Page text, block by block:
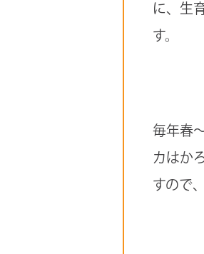
に、生
す。
毎年春
カはか
すので